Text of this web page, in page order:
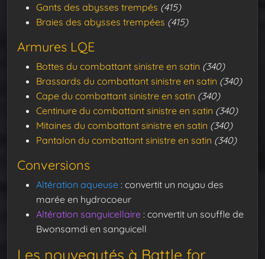
Gants des abysses trempés (415)
Braies des abysses trempées (415)
Armures LQE
Bottes du combattant sinistre en satin (340)
Brassards du combattant sinistre en satin (340)
Cape du combattant sinistre en satin (340)
Centinure du combattant sinistre en satin (340)
Mitaines du combattant sinistre en satin (340)
Pantalon du combattant sinistre en satin (340)
Conversions
Altération aqueuse : convertit un noyau des
marée en hydrocoeur
Altération sanguicellaire : convertit un souffle de
Bwonsamdi en sanguicell
Les nouveautés à Battle for